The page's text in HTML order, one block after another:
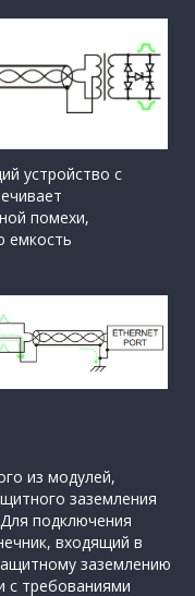
устройство с
помехи,
емкость
из модулей,
заземления
подключения
входящий в
заземлению
с требованиями